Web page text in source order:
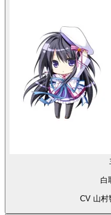
白
CV 山村